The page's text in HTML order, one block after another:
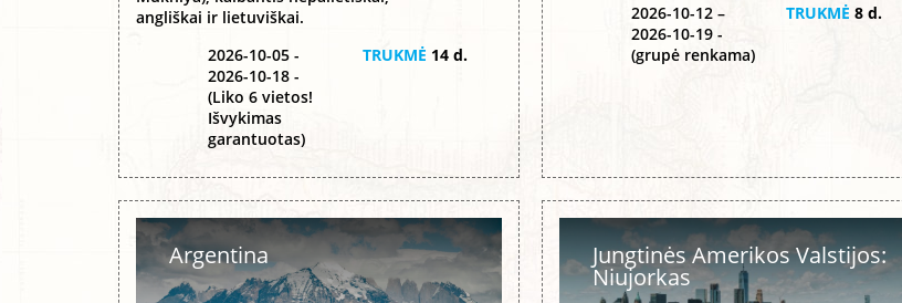
angliškai ir lietuviškai.
2026-10-05 -
2026-10-18 -
(Liko 6 vietos!
Išvykimas
garantuotas)
TRUKMĖ 14 d.
2026-10-12 –
2026-10-19 -
(grupė renkama)
TRUKMĖ 8 d.
Argentina Jungtinės Amerikos Valstijos:
Niujorkas